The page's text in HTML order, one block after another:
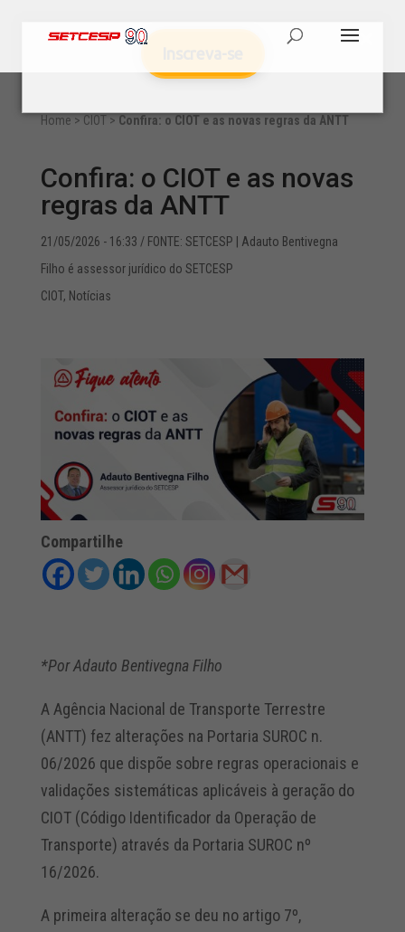
Home > CIOT> Confira: o CIOT e as novas regras da ANTT
Confira: o CIOT e as novas
regras da ANTT
21/05/2026 - 16:33 / FONTE: SETCESP | Adauto Bentivegna
Filho é assessor jurídico do SETCESP
CIOT, Notícias
Compartilhe
*Por Adauto Bentivegna Filho
A Agência Nacional de Transporte Terrestre
(ANTT) fez alterações na Portaria SUROC n.
06/2026 que dispõe sobre regras operacionais e
validações sistemáticas aplicáveis à geração do
CIOT (Código Identificador da Operação de
Transporte) através da Portaria SUROC nº
16/2026.
A primeira alteração se deu no artigo 7º,